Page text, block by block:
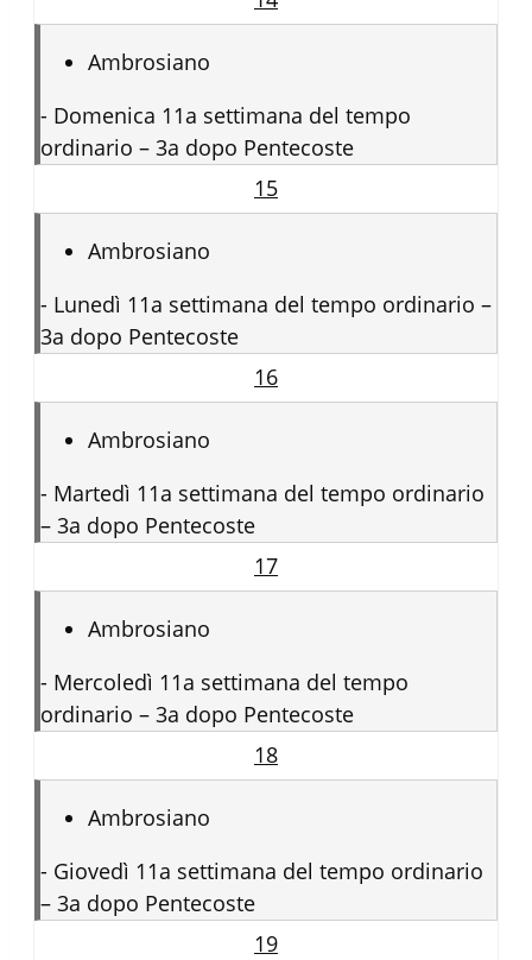
Ambrosiano
- Domenica 11a settimana del tempo
ordinario – 3a dopo Pentecoste
15
Ambrosiano
- Lunedì 11a settimana del tempo ordinario –
3a dopo Pentecoste
16
Ambrosiano
- Martedì 11a settimana del tempo ordinario
– 3a dopo Pentecoste
17
Ambrosiano
- Mercoledì 11a settimana del tempo
ordinario – 3a dopo Pentecoste
18
Ambrosiano
- Giovedì 11a settimana del tempo ordinario
– 3a dopo Pentecoste
19